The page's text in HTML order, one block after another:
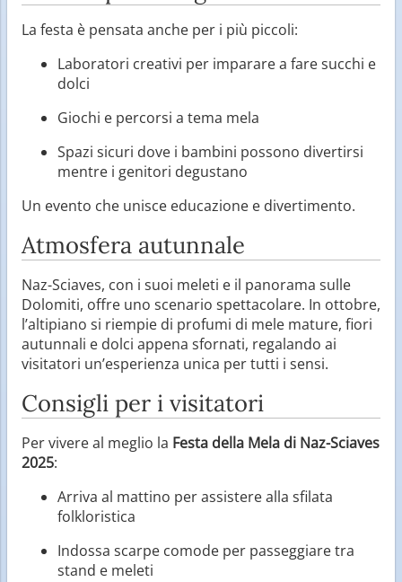
La festa è pensata anche per i più piccoli:
Laboratori creativi per imparare a fare succhi e
dolci
Giochi e percorsi a tema mela
Spazi sicuri dove i bambini possono divertirsi
mentre i genitori degustano
Un evento che unisce educazione e divertimento.
Atmosfera autunnale
Naz-Sciaves, con i suoi meleti e il panorama sulle
Dolomiti, offre uno scenario spettacolare. In ottobre,
l’altipiano si riempie di profumi di mele mature, fiori
autunnali e dolci appena sfornati, regalando ai
visitatori un’esperienza unica per tutti i sensi.
Consigli per i visitatori
Per vivere al meglio la Festa della Mela di Naz-Sciaves
2025:
Arriva al mattino per assistere alla sfilata
folkloristica
Indossa scarpe comode per passeggiare tra
stand e meleti